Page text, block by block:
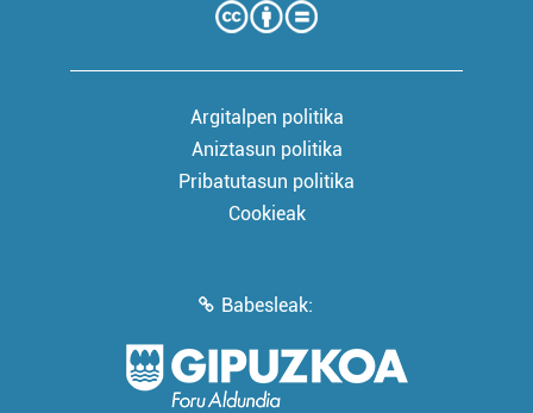
Argitalpen politika
Aniztasun politika
Pribatutasun politika
Cookieak
Babesleak: